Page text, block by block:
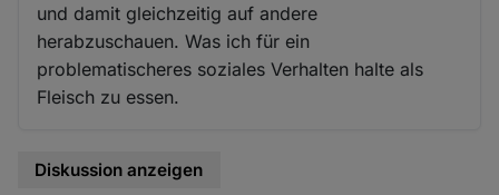
und damit gleichzeitig auf andere
herabzuschauen. Was ich für ein
problematischeres soziales Verhalten halte als
Fleisch zu essen.
Diskussion anzeigen